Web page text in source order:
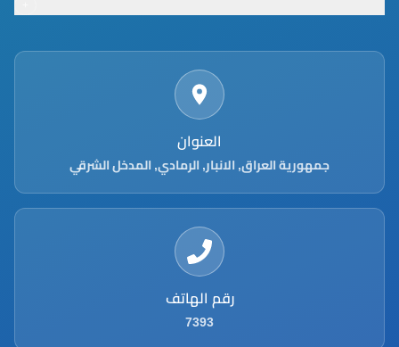
Footer menu
العنوان
جمهورية العراق, الانبار, الرمادي, المدخل الشرقي
رقم الهاتف
7393